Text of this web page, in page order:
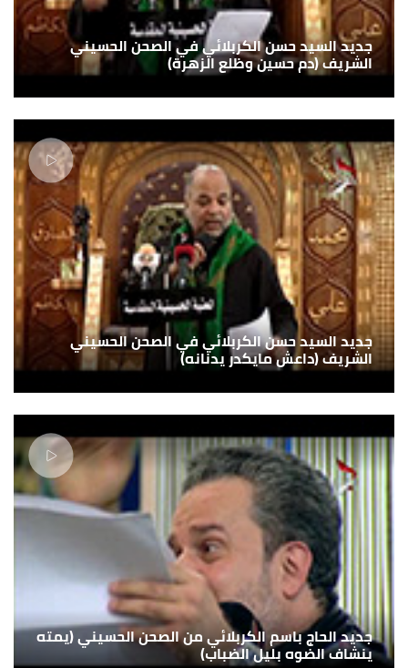
جديد السيد حسن الكربلائي في الصحن الحسيني
الشريف (دم حسين وظلع الزهرة)
جديد السيد حسن الكربلائي في الصحن الحسيني
الشريف (داعش مايكدر يدنانه)
جديد الحاج باسم الكربلائي من الصحن الحسيني (يمته
ينشاف الضوه بليل الضباب)